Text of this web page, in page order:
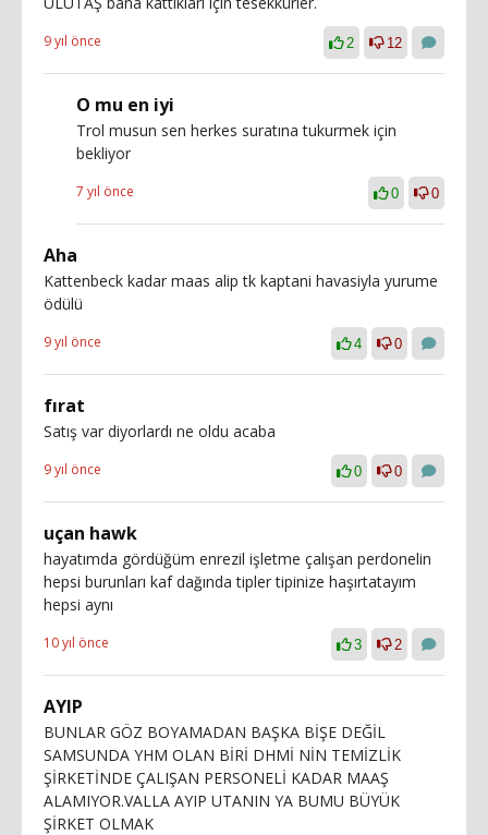
9 yıl önce 2 12
O mu en iyi
Trol musun sen herkes suratına tukurmek için
bekliyor
7 yıl önce 0 0
Aha
Kattenbeck kadar maas alip tk kaptani havasiyla yurume
ödülü
9 yıl önce 4 0
fırat
Satış var diyorlardı ne oldu acaba
9 yıl önce 0 0
uçan hawk
hayatımda gördüğüm enrezil işletme çalışan perdonelin
hepsi burunları kaf dağında tipler tipinize haşırtatayım
hepsi aynı
10 yıl önce 3 2
AYIP
BUNLAR GÖZ BOYAMADAN BAŞKA BİŞE DEĞİL
SAMSUNDA YHM OLAN BİRİ DHMİ NİN TEMİZLİK
ŞİRKETİNDE ÇALIŞAN PERSONELİ KADAR MAAŞ
ALAMIYOR.VALLA AYIP UTANIN YA BUMU BÜYÜK
ŞİRKET OLMAK